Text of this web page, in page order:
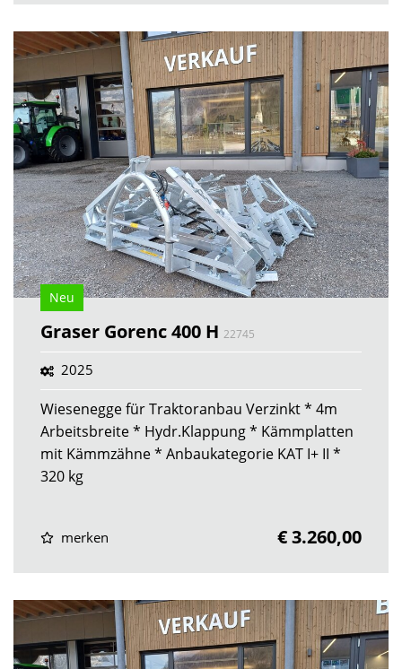
Neu
Graser Gorenc 400 H 22745
2025
Wiesenegge für Traktoranbau Verzinkt * 4m
Arbeitsbreite * Hydr.Klappung * Kämmplatten
mit Kämmzähne * Anbaukategorie KAT I+ II *
320 kg
merken € 3.260,00